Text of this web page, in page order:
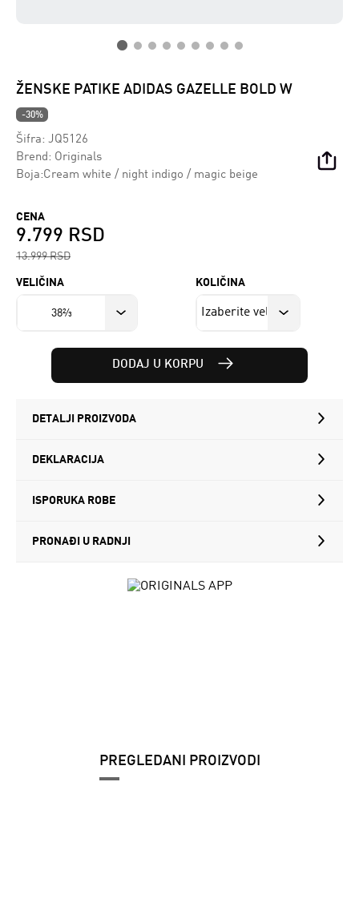
ŽENSKE PATIKE ADIDAS GAZELLE BOLD W
-30%
Šifra: JQ5126
Brend: Originals
Boja:Cream white / night indigo / magic beige
CENA
9.799 RSD
13.999 RSD
VELIČINA
38⅔
KOLIČINA
DODAJ U KORPU
DETALJI PROIZVODA
DEKLARACIJA
ISPORUKA ROBE
PRONAĐI U RADNJI
PREGLEDANI PROIZVODI